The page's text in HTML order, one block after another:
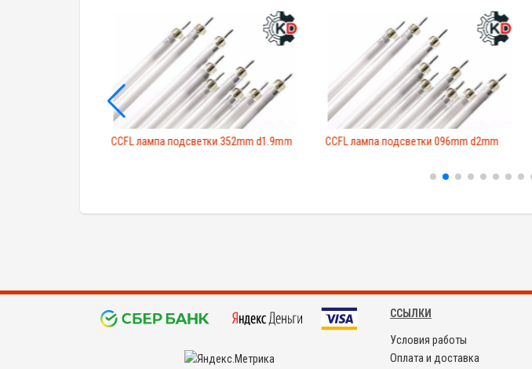
CCFL лампа подсветки 352mm d1.9mm CCFL лампа подсветки 096mm d2mm
ССЫЛКИ
Условия работы
Оплата и доставка